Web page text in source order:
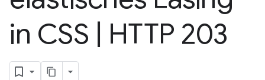
in CSS
HTTP 203